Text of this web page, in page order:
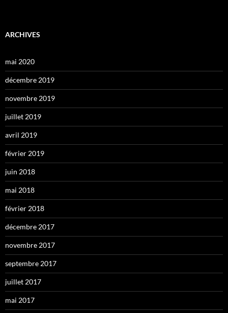
ARCHIVES
mai 2020
décembre 2019
novembre 2019
juillet 2019
avril 2019
février 2019
juin 2018
mai 2018
février 2018
décembre 2017
novembre 2017
septembre 2017
juillet 2017
mai 2017